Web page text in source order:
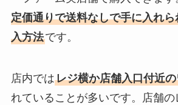
定価通りで送料なしで手に入れ
入方法です。
店内ではレジ横か店舗入口付近
れていることが多いです。店舗の